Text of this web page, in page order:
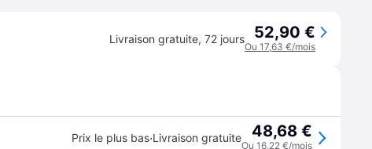
Livraison gratuite, 72 jours 52,90 €
Ou 17,63 €/mois
Prix le plus bas·Livraison gratuite 48,68 €
Ou 16,22 €/mois